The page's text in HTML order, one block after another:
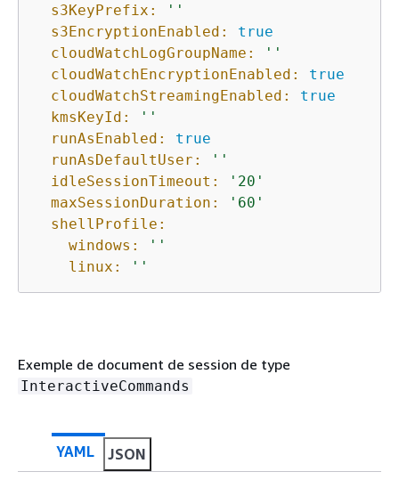
s3KeyPrefix:
''
s3EncryptionEnabled:
true
cloudWatchLogGroupName:
''
cloudWatchEncryptionEnabled:
true
cloudWatchStreamingEnabled:
true
kmsKeyId:
''
runAsEnabled:
true
runAsDefaultUser:
''
idleSessionTimeout:
'20'
maxSessionDuration:
'60'
shellProfile:
windows:
''
linux:
''
Exemple de document de session de type
InteractiveCommands
YAML JSON